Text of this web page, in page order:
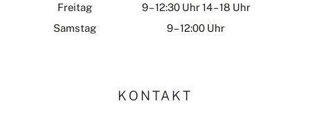
Freitag
9 – 12:30 Uhr 14 – 18 Uhr
Samstag
9 – 12:00 Uhr
KONTAKT